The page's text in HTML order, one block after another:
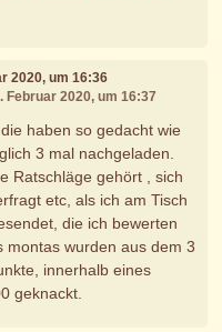
2020, um 16:36
Februar 2020, um 16:37
haben so gedacht wie
3 mal nachgeladen.
Ratschläge gehört , sich
etc, als ich am Tisch
die ich bewerten
montas wurden aus dem 3
innerhalb eines
geknackt.